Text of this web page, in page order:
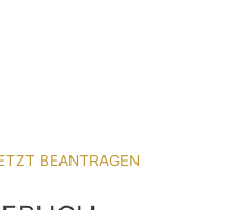
BEANTRAGEN